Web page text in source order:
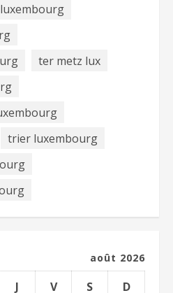
ter metz lux
trier luxembourg
août 2026
J V S
D